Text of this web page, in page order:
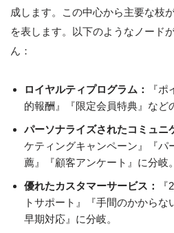
成します。この中心から主要な枝
を表します。以下のようなノード
ん：
ロイヤルティプログラム：
『
的報酬』『限定会員特典』など
パーソナライズされたコミュニ
ケティングキャンペーン』『パ
薦』『顧客アンケート』に分岐。
優れたカスタマーサービス：
トサポート』『手間のかから
早期対応』に分岐。